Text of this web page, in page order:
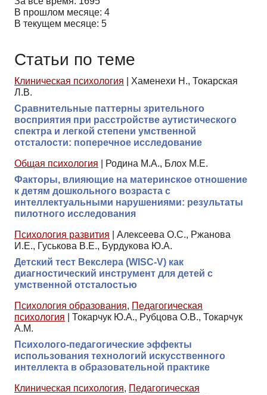
В прошлом месяце: 4
В текущем месяце: 5
Статьи по теме
Клиническая психология
Хаменехи Н., Токарская
Л.В.
Сравнительные паттерны зрительного
восприятия при расстройстве аутистического
спектра и легкой степени умственной
отсталости: поперечное исследование
Общая психология
Родина М.А., Блох М.Е.
Факторы, влияющие на материнское отношение
к детям дошкольного возраста с
интеллектуальными нарушениями: результаты
пилотного исследования
Психология развития
Алексеева О.С., Ржанова
И.Е., Гуськова В.Е., Бурдукова Ю.А.
Детский тест Векслера (WISC-V) как
диагностический инструмент для детей с
умственной отсталостью
Психология образования, Педагогическая
психология
Токарчук Ю.А., Рубцова О.В., Токарчук
А.М.
Психолого-педагогические эффекты
использования технологий искусственного
интеллекта в образовательной практике
Клиническая психология, Педагогическая